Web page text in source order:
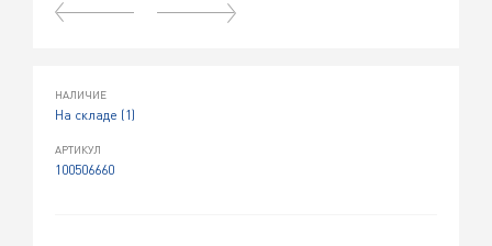
НАЛИЧИЕ
На складе (1)
АРТИКУЛ
100506660